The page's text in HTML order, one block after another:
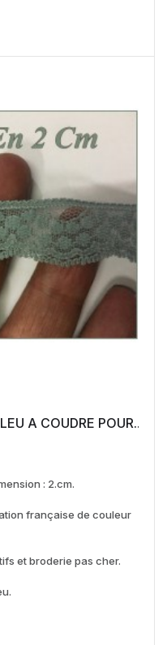
A COUDRE POUR...
: 2.cm.
française de couleur
et broderie pas cher.